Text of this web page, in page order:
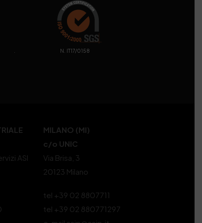
. N. IT17/0158
ASI
MILANO (MI)
c/o UNIC
Via Brisa, 3
20123 Milano
tel +39 02 8807711
tel +39 02 880771297